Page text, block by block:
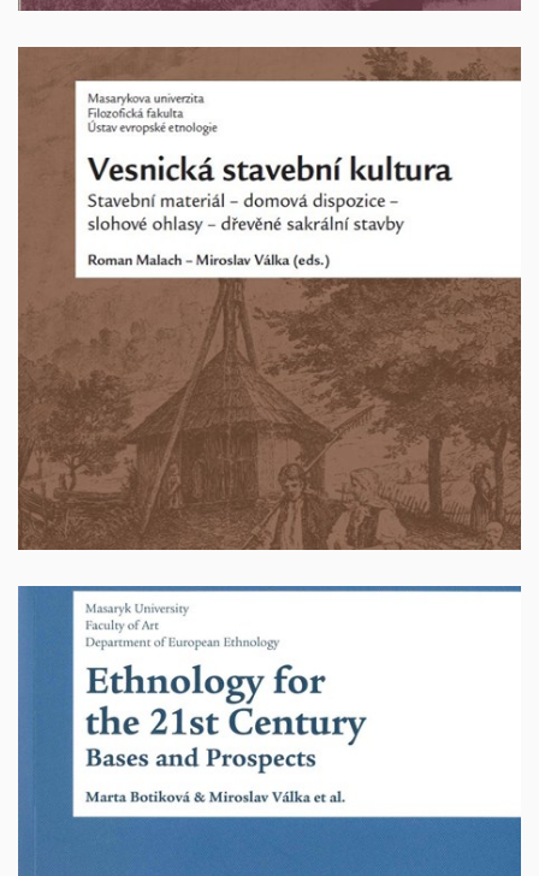
Vesnická stavební kultura. Stavební materiál -
domová dispozice - slohové ohlasy - dřevěné
sakrální stavby
Editoři: Roman Malach - Miroslav Válka. Brno 2014. 236
stran. ISBN: 978-80-210-7540-5.
Vyprodáno
Ethnology for the 21st Century. Bases and
Prospects